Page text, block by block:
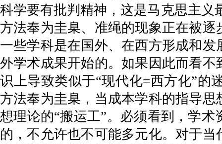
科学要有批判精神，这是马克思主义
方法奉为圭臬、准绳的现象正在被
一些学科是在国外、在西方形成和
外学术成果开始的。如果因此而看
识上导致类似于“现代化=西方化”的
方法奉为圭臬，当成本学科的指导
想理论的“搬运工”。必须看到，学
的，不允许也不可能多元化。对于